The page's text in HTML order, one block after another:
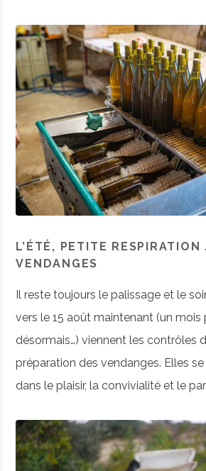
L’ÉTÉ, PETITE RESPIRATION
VENDANGES
Il reste toujours le palissage et le
vers le 15 août maintenant (un
désormais…) viennent les contrôles
préparation des vendanges. Elles
dans le plaisir, la convivialité et le